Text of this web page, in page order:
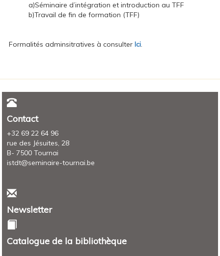
a)Séminaire d’intégration et introduction au TFF
b)Travail de fin de formation (TFF)
Formalités adminsitratives à consulter Ici.
Contact
+32 69 22 64 96
rue des Jésuites, 28
B- 7500 Tournai
istdt@seminaire-tournai.be
Newsletter
Catalogue de la bibliothèque